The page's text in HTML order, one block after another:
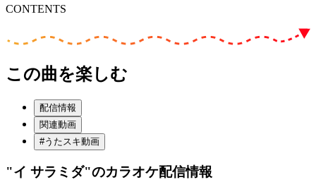
CONTENTS
この曲を楽しむ
配信情報
関連動画
#うたスキ動画
"イ サラミダ"のカラオケ配信情報